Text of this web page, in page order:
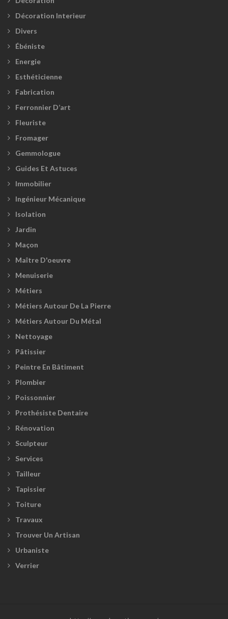
Décoration Interieur
Divers
Ébéniste
Energie
Esthéticienne
Fabrication
Ferronnier D’art
Fleuriste
Fromager
Gemmologue
Guides Et Astuces
Immobilier
Ingénieur Mécanique
Isolation
Jardin
Maçon
Maître D'oeuvre
Menuiserie
Métiers
Métiers Autour De La Pierre
Métiers Autour Du Métal
Nettoyage
Pâtissier
Peintre En Bâtiment
Plombier
Poissonnier
Prothésiste Dentaire
Rénovation
Sculpteur
Services
Tailleur
Tapissier
Toiture
Travaux
Trouver Un Artisan
Urbaniste
Verrier